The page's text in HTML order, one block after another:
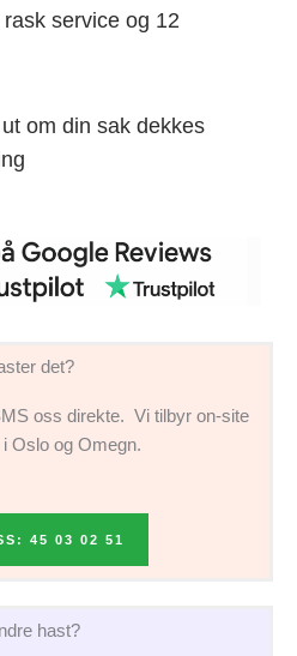
service og 12
om din sak dekkes
det?
oss direkte. Vi tilbyr on-site
Oslo og Omegn.
45 03 02 51
hast?